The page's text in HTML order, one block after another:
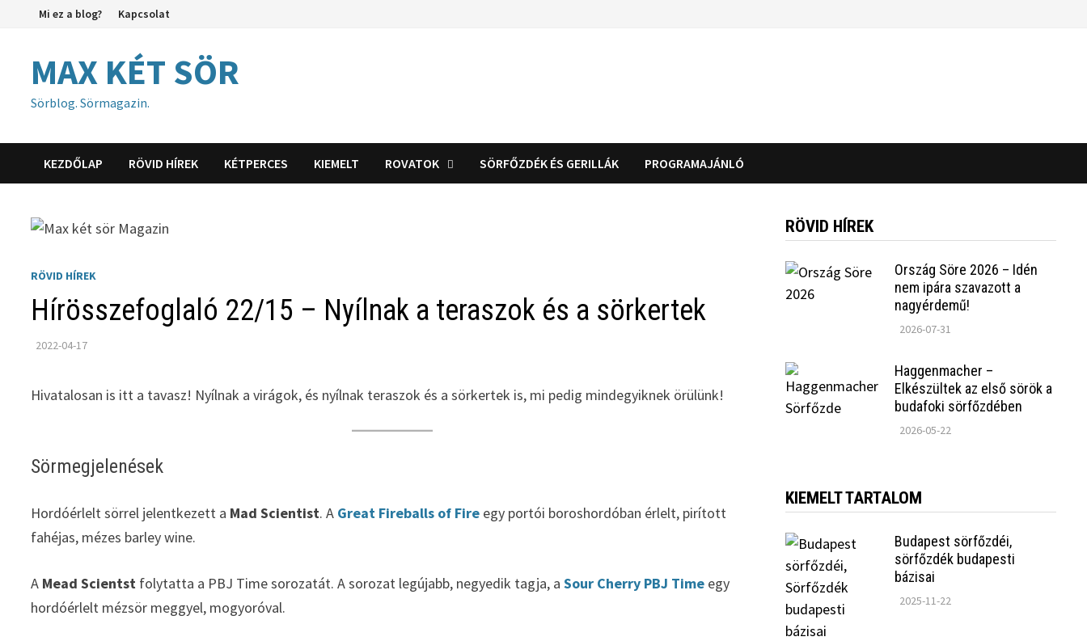
Mi ez a blog? Kapcsolat
MAX KÉT SÖR
Sörblog. Sörmagazin.
KEZDŐLAP RÖVID HÍREK KÉTPERCES KIEMELT ROVATOK SÖRFŐZDÉK ÉS GERILLÁK PROGRAMAJÁNLÓ
RÖVID HÍREK
Hírösszefoglaló 22/15 – Nyílnak a teraszok és a sörkertek
2022-04-17
Hivatalosan is itt a tavasz! Nyílnak a virágok, és nyílnak teraszok és a sörkertek is, mi pedig mindegyiknek örülünk!
Sörmegjelenések
Hordóérlelt sörrel jelentkezett a Mad Scientist. A Great Fireballs of Fire egy portói boroshordóban érlelt, pirított
fahéjas, mézes barley wine.
A Mead Scientst folytatta a PBJ Time sorozatát. A sorozat legújabb, negyedik tagja, aSour Cherry PBJ Time egy
hordóérlelt mézsör meggyel, mogyoróval.
RÖVID HÍREK
Ország Söre 2026 – Idén
nem ipára szavazott a
nagyérdemű!
2026-07-31
Haggenmacher –
Elkészültek az első sörök a
budafoki sörfőzdében
2026-05-22
KIEMELT TARTALOM
Budapest sörfőzdéi,
sörfőzdék budapesti
bázisai
2025-11-22